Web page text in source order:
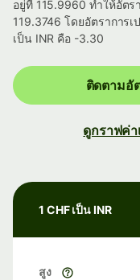
อยู่ที่ 115.9960 ทำให้อัต
119.3746 โดยอัตราการ
เป็น INR คือ -3.30
ติดตามอั
ดูกราฟค่า
1 CHF เป็น INR
สูง